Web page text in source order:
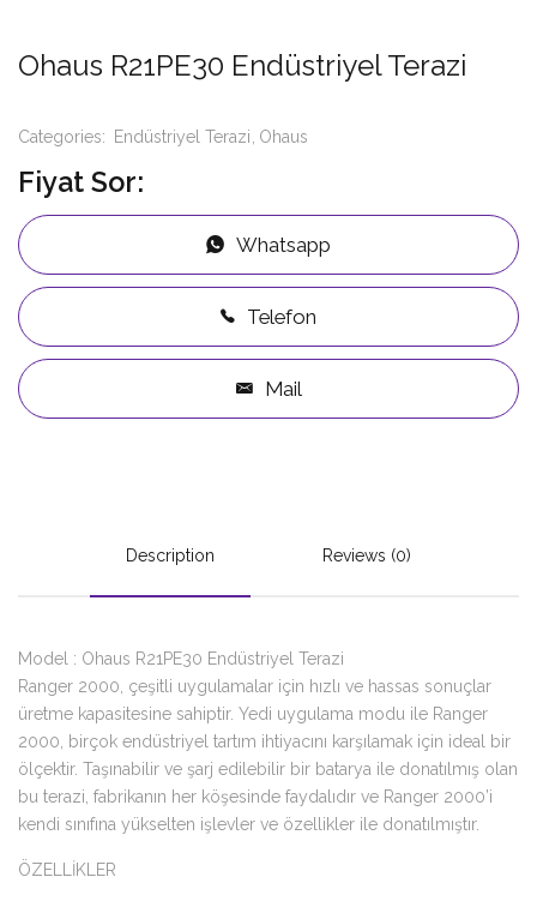
Ohaus R21PE30 Endüstriyel Terazi
Categories: Endüstriyel Terazi Ohaus
Fiyat Sor:
Whatsapp
Telefon
Mail
Description Reviews (0)
Model : Ohaus R21PE30 Endüstriyel Terazi
Ranger 2000, çeşitli uygulamalar için hızlı ve hassas sonuçlar
üretme kapasitesine sahiptir. Yedi uygulama modu ile Ranger
2000, birçok endüstriyel tartım ihtiyacını karşılamak için ideal bir
ölçektir. Taşınabilir ve şarj edilebilir bir batarya ile donatılmış olan
bu terazi, fabrikanın her köşesinde faydalıdır ve Ranger 2000’i
kendi sınıfına yükselten işlevler ve özellikler ile donatılmıştır.
ÖZELLİKLER